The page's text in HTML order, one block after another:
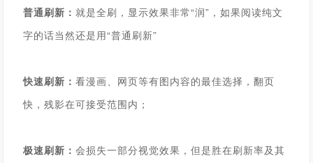
普通刷新：就是全刷，显示效果非常“润”，如果阅读纯文
字的话当然还是用“普通刷新”
快速刷新：看漫画、网页等有图内容的最佳选择，翻页
快，残影在可接受范围内；
极速刷新：会损失一部分视觉效果，但是胜在刷新率及其